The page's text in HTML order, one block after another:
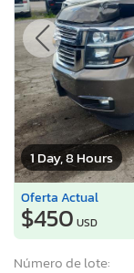
1 Day, 8 Hours
Oferta Actual
$450 USD
Número de lote: